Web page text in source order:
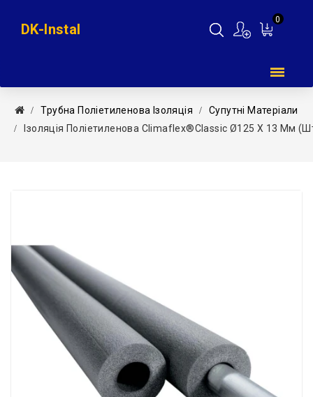
0
DK-Instal
Трубна Поліетиленова Ізоляція
Супутні Матеріали
Ізоляція Поліетиленова Climaflex®Classic Ø125 X 13 Мм